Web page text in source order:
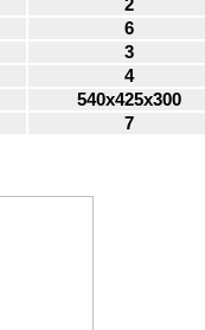
2
6
3
4
540х425х300
7